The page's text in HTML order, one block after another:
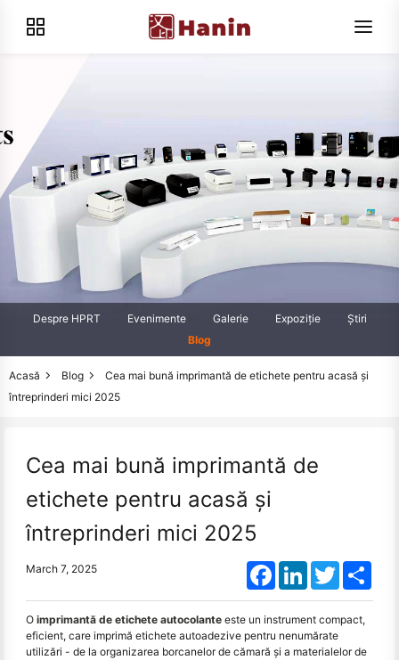
Despre HPRT Evenimente Galerie Expoziţie
Știri
Blog
Acasă Blog
Cea mai bună imprimantă de etichete pentru acasă și
întreprinderi mici 2025
Cea mai bună imprimantă de
etichete pentru acasă și
întreprinderi mici 2025
March 7, 2025 FacebookLinkedInTwitter
O imprimantă de etichete autocolante este un instrument compact,
eficient, care imprimă etichete autoadezive pentru nenumărate
utilizări - de la organizarea borcanelor de cămară și a materialelor de